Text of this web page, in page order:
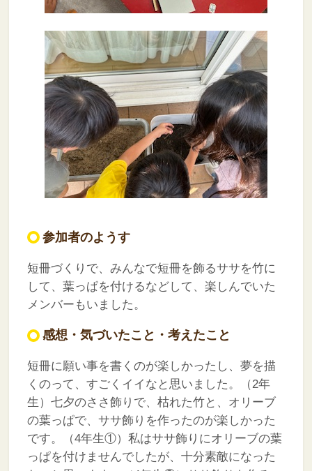
参加者のようす
短冊づくりで、みんなで短冊を飾るササを竹に
して、葉っぱを付けるなどして、楽しんでいた
メンバーもいました。
感想・気づいたこと・考えたこと
短冊に願い事を書くのが楽しかったし、夢を描
くのって、すごくイイなと思いました。（2年
生）七夕のささ飾りで、枯れた竹と、オリーブ
の葉っぱで、ササ飾りを作ったのが楽しかった
です。（4年生①）私はササ飾りにオリーブの葉
っぱを付けませんでしたが、十分素敵になった